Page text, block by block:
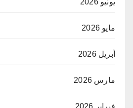
مايو 2026
أبريل 2026
مارس 2026
فبراير 2026